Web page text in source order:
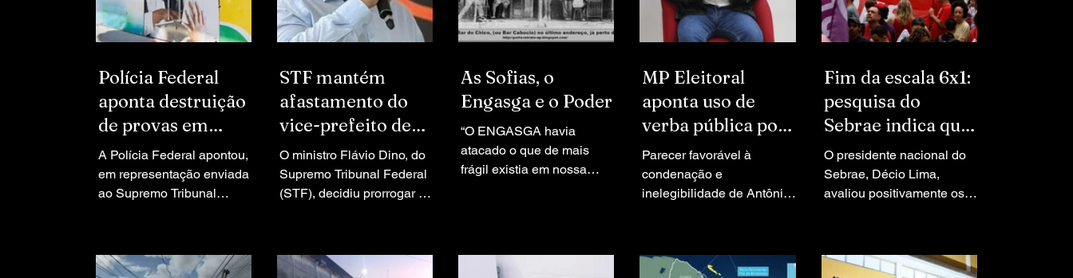
Polícia Federal
aponta destruição
de provas em
Macapá para
basear
prorrogação de
A Polícia Federal apontou,
em representação enviada
ao Supremo Tribunal
apura desvio de recursos
STF mantém
afastamento do
vice-prefeito de
Macapá em
investigação sobre
desvio de recursos
O ministro Flávio Dino, do
Supremo Tribunal Federal
(STF), decidiu prorrogar o
outros dois servidores
As Sofias, o
Engasga e o Poder
“O ENGASGA havia
atacado o que de mais
frágil existia em nossa
Rubens Gemaque*
MP Eleitoral
aponta uso de
verba pública por
ex-prefeito de
Macapá em
campanha de 2024
Parecer favorável à
condenação e
inelegibilidade de Antônio
se manifestou favorável à
Fim da escala 6x1:
pesquisa do
Sebrae indica que
maioria dos
pequenos
negócios não
O presidente nacional do
Sebrae, Décio Lima,
avaliou positivamente os
vida e produtividade para